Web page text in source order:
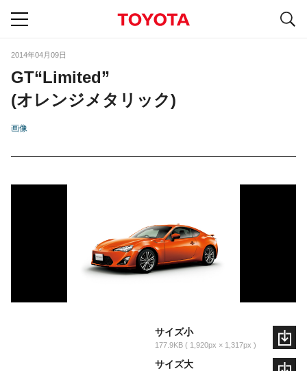
2014年04月09日
GT“Limited”
(オレンジメタリック)
画像
サイズ小
177.9KB 1,920px × 1,317px
サイズ大